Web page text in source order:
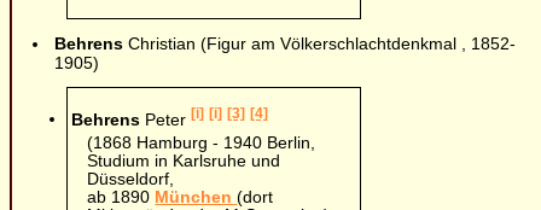
Behrens Christian (Figur am Völkerschlachtdenkmal , 1852-
1905)
Behrens Peter [i] [i] [3] [4]
(1868 Hamburg - 1940 Berlin,
Studium in Karlsruhe und
Düsseldorf,
ab 1890 München(dort